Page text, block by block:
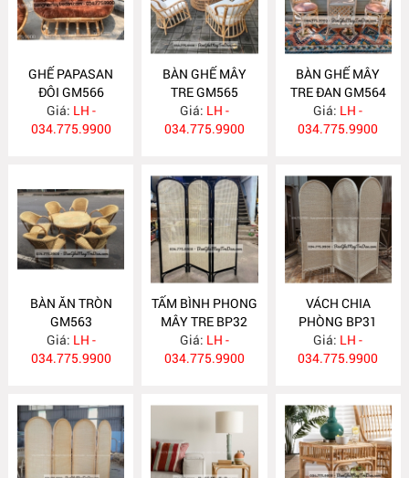
GHẾ PAPASAN
ĐÔI GM566
Giá: LH -
034.775.9900
BÀN GHẾ MÂY
TRE GM565
Giá: LH -
034.775.9900
BÀN GHẾ MÂY
TRE ĐAN GM564
Giá: LH -
034.775.9900
BÀN ĂN TRÒN
GM563
Giá: LH -
034.775.9900
TẤM BÌNH PHONG
MÂY TRE BP32
Giá: LH -
034.775.9900
VÁCH CHIA
PHÒNG BP31
Giá: LH -
034.775.9900